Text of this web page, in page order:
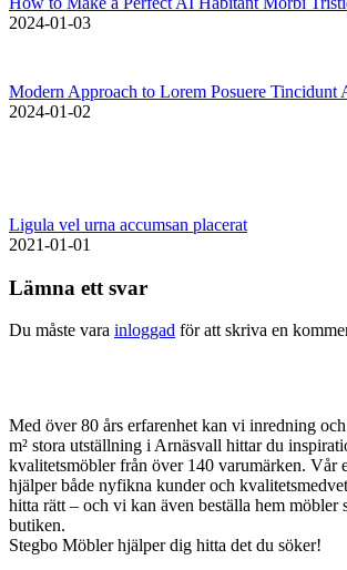
2024-01-03
Modern Approach to Lorem Posuere Tincidunt
2024-01-02
Ligula vel urna accumsan placerat
2021-01-01
Lämna ett svar
Du måste vara inloggad för att skriva en
Med över 80 års erfarenhet kan vi inredning
m² stora utställning i Arnäsvall hittar du
kvalitetsmöbler från över 140 varumärken. Vår
hjälper både nyfikna kunder och
hitta rätt – och vi kan även beställa hem möbler
butiken.
Stegbo Möbler hjälper dig hitta det du söker!